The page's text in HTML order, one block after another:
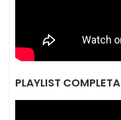
PLAYLIST COMPLETA